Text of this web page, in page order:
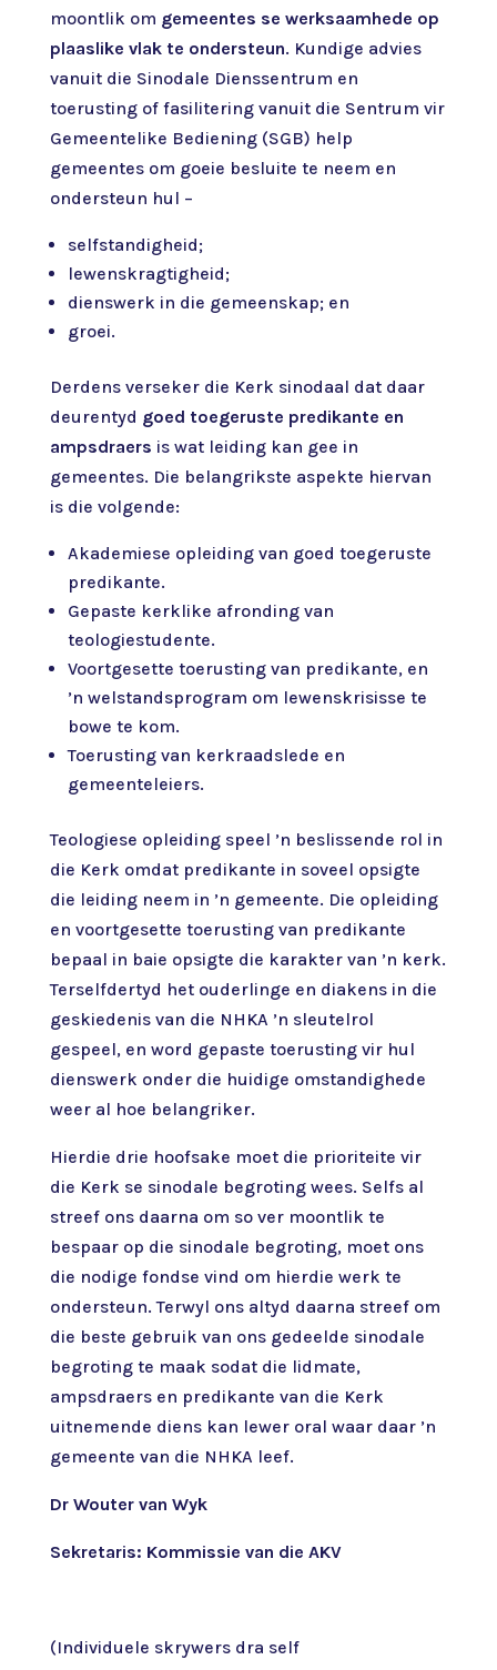
moontlik om gemeentes se werksaamhede op
plaaslike vlak te ondersteun. Kundige advies
vanuit die Sinodale Dienssentrum en
toerusting of fasilitering vanuit die Sentrum vir
Gemeentelike Bediening (SGB) help
gemeentes om goeie besluite te neem en
ondersteun hul –
selfstandigheid;
lewenskragtigheid;
dienswerk in die gemeenskap; en
groei.
Derdens verseker die Kerk sinodaal dat daar
deurentyd goed toegeruste predikante en
ampsdraers is wat leiding kan gee in
gemeentes. Die belangrikste aspekte hiervan
is die volgende:
Akademiese opleiding van goed toegeruste
predikante.
Gepaste kerklike afronding van
teologiestudente.
Voortgesette toerusting van predikante, en
’n welstandsprogram om lewenskrisisse te
bowe te kom.
Toerusting van kerkraadslede en
gemeenteleiers.
Teologiese opleiding speel ’n beslissende rol in
die Kerk omdat predikante in soveel opsigte
die leiding neem in ’n gemeente. Die opleiding
en voortgesette toerusting van predikante
bepaal in baie opsigte die karakter van ’n kerk.
Terselfdertyd het ouderlinge en diakens in die
geskiedenis van die NHKA ’n sleutelrol
gespeel, en word gepaste toerusting vir hul
dienswerk onder die huidige omstandighede
weer al hoe belangriker.
Hierdie drie hoofsake moet die prioriteite vir
die Kerk se sinodale begroting wees. Selfs al
streef ons daarna om so ver moontlik te
bespaar op die sinodale begroting, moet ons
die nodige fondse vind om hierdie werk te
ondersteun. Terwyl ons altyd daarna streef om
die beste gebruik van ons gedeelde sinodale
begroting te maak sodat die lidmate,
ampsdraers en predikante van die Kerk
uitnemende diens kan lewer oral waar daar ’n
gemeente van die NHKA leef.
Dr Wouter van Wyk
Sekretaris: Kommissie van die AKV
(Individuele skrywers dra self